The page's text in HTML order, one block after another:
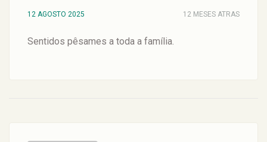
12 AGOSTO 2025 12 MESES ATRAS
Sentidos pêsames a toda a família.